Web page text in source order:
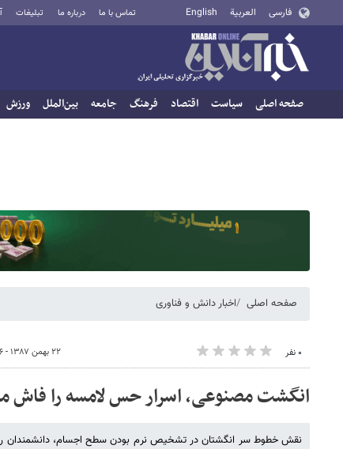
فارسی العربية English تماس با ما درباره ما تبلیغات
صفحه اصلی سیاست اقتصاد فرهنگ جامعه بین‌الملل ورزش
صفحه اصلی اخبار دانش و فناوری
۰ نفر ۲۲ بهمن ۱۳۸۷ - ۱۰:۱۶
انگشت مصنوعی، اسرار حس لامسه را فاش
نقش خطوط سر انگشتان در تشخیص نرم بودن سطح اجسام، دانشمندان را